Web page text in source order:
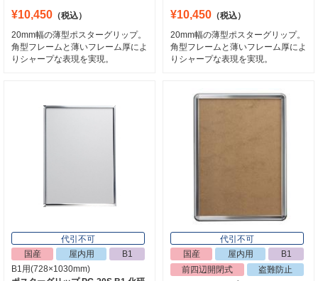
¥10,450 （税込）
20mm幅の薄型ポスターグリップ。
角型フレームと薄いフレーム厚によ
りシャープな表現を実現。
¥10,450 （税込）
20mm幅の薄型ポスターグリップ。
角型フレームと薄いフレーム厚によ
りシャープな表現を実現。
代引不可
国産
屋内用
B1
B1用(728×1030mm)
代引不可
国産
屋内用
B1
前四辺開閉式
盗難防止